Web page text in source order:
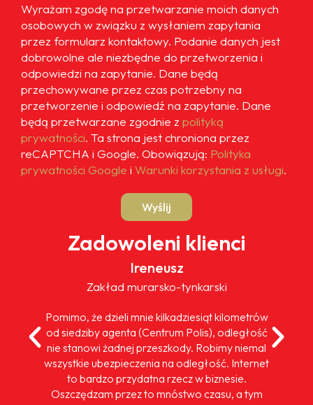
Wyrażam zgodę na przetwarzanie moich danych
osobowych w związku z wysłaniem zapytania
przez formularz kontaktowy. Podanie danych jest
dobrowolne ale niezbędne do przetworzenia i
odpowiedzi na zapytanie. Dane będą
przechowywane przez czas potrzebny na
przetworzenie i odpowiedź na zapytanie. Dane
będą przetwarzane zgodnie z polityką
prywatności. Ta strona jest chroniona przez
reCAPTCHA i Google. Obowiązują: Polityka
prywatności Google i Warunki korzystania z usługi.
Wyślij
Zadowoleni klienci
Ireneusz
Zakład murarsko-tynkarski
Pomimo, że dzieli mnie kilkadziesiąt kilometrów
od siedziby agenta (Centrum Polis), odległość
nie stanowi żadnej przeszkody. Robimy niemal
wszystkie ubezpieczenia na odległość. Internet
to bardzo przydatna rzecz w biznesie.
Oszczędzam przez to mnóstwo czasu, a tym